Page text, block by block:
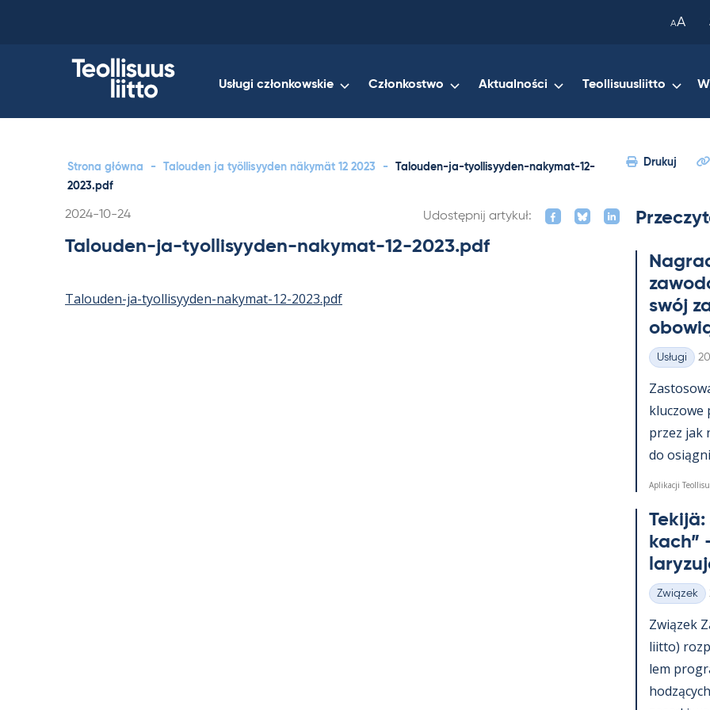
AA
Usługi członkowskie Członkostwo Aktualności Teollisuusliitto
Strona główna - Talouden ja työllisyyden näkymät 12 2023 -
Talouden-ja-tyollisyyden-nakymat-12-
2023.pdf
Drukuj
Kirjoitettu
2024-10-24 Udostępnij artykuł:
Talouden-ja-tyollisyyden-nakymat-12-2023.pdf
Talouden-ja-tyollisyyden-nakymat-12-2023.pdf
swój
Kategorie
Usługi
kluczowe
przez jak
do
Aplikacji
Te­kijä:
Kategorie
Związek
Związek
liitto)
lem
your
clipboard.)